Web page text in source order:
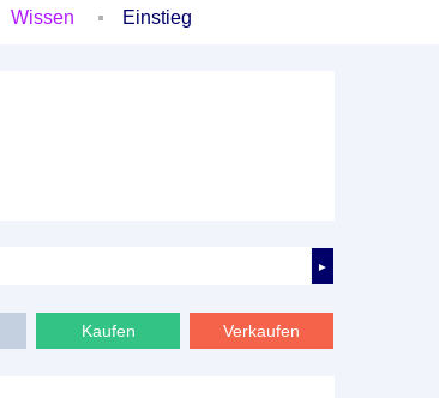
Wissen Einstieg
►
Verkaufen
Kaufen